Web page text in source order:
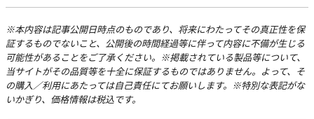
※本内容は記事公開日時点のものであり、将来にわたってその真正性を保
証するものでないこと、公開後の時間経過等に伴って内容に不備が生じる
可能性があることをご了承ください。※掲載されている製品等について、
当サイトがその品質等を十全に保証するものではありません。よって、そ
の購入／利用にあたっては自己責任にてお願いします。※特別な表記がな
いかぎり、価格情報は税込です。